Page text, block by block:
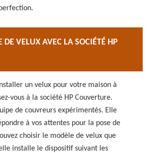
DE VELUX AVEC LA SOCIÉTÉ HP
un velux pour votre maison à
vous à la société HP Couverture.
de couvreurs expérimentés. Elle
à vos attentes pour la pose de
choisir le modèle de velux que
installe le dispositif suivant les